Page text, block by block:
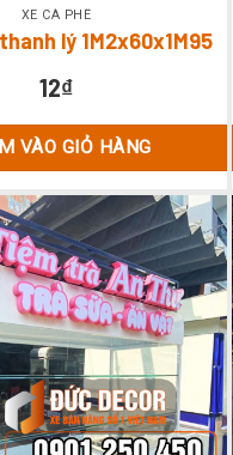
XE CÀ PHÊ
lý 1M2x60x1M95
12₫
VÀO GIỎ HÀNG